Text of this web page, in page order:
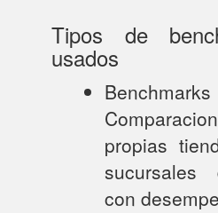
Tipos de
usados
propias
sucursales
con